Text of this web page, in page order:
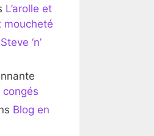
L’arolle et
moucheté
Steve ‘n’
congés
Blog en